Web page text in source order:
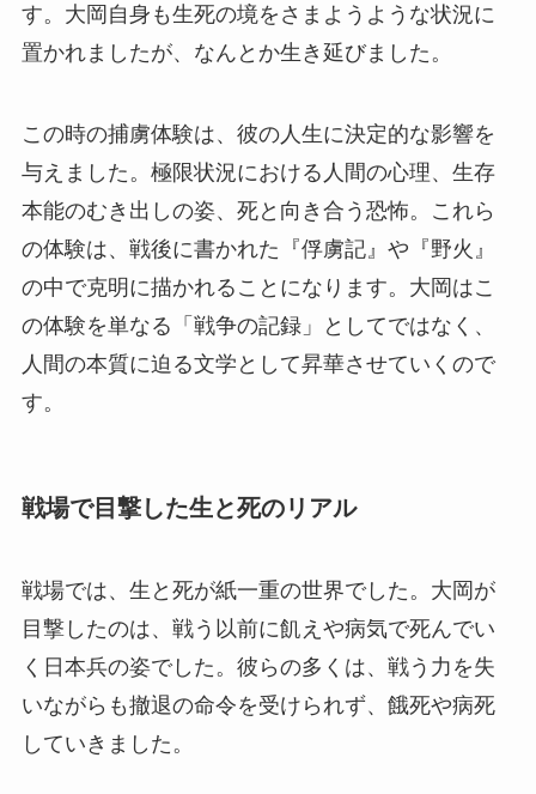
す。大岡自身も生死の境をさまようような状況に
置かれましたが、なんとか生き延びました。
この時の捕虜体験は、彼の人生に決定的な影響を
与えました。極限状況における人間の心理、生存
本能のむき出しの姿、死と向き合う恐怖。これら
の体験は、戦後に書かれた『俘虜記』や『野火』
の中で克明に描かれることになります。大岡はこ
の体験を単なる「戦争の記録」としてではなく、
人間の本質に迫る文学として昇華させていくので
す。
戦場で目撃した生と死のリアル
戦場では、生と死が紙一重の世界でした。大岡が
目撃したのは、戦う以前に飢えや病気で死んでい
く日本兵の姿でした。彼らの多くは、戦う力を失
いながらも撤退の命令を受けられず、餓死や病死
していきました。